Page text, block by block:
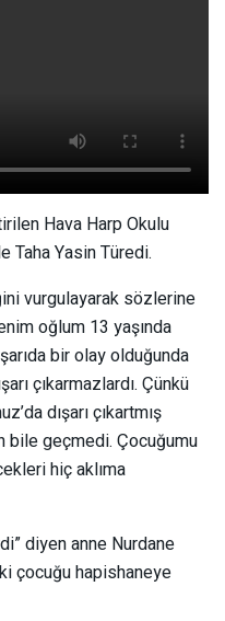
Hava Harp Okulu
Taha Yasin Türedi.
vurgulayarak sözlerine
oğlum 13 yaşında
bir olay olduğunda
çıkarmazlardı. Çünkü
dışarı çıkartmış
bile geçmedi. Çocuğumu
hiç aklıma
diyen anne Nurdane
çocuğu hapishaneye